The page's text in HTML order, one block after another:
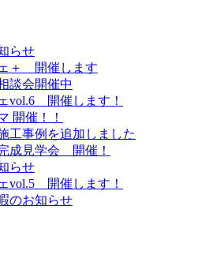
らせ
＋ 開催します
談会開催中
vol.6 開催します！
開催！！
工事例を追加しました
成見学会 開催！
らせ
vol.5 開催します！
のお知らせ